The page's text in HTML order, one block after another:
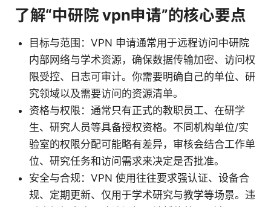
了解“中研院 vpn申请”的核心要点
目标与范围：VPN 申请通常用于远程访问中研院
内部网络与学术资源，确保数据传输加密、访问权
限受控、日志可审计。你需要明确自己的单位、研
究领域以及需要访问的资源清单。
资格与权限：通常只有正式的教职员工、在研学
生、研究人员等具备授权资格。不同机构单位/实
验室的权限分配可能略有差异，审核会结合工作单
位、研究任务和访问需求来决定是否批准。
安全与合规：VPN 使用往往要求强认证、设备合
规、定期更新、仅用于学术研究与教学等场景。违